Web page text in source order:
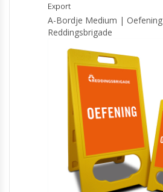
Export
A-Bordje Medium | Oefening
Reddingsbrigade